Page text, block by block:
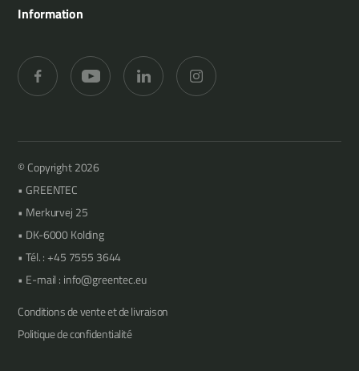
Lamiers d’élagage
Fauchage
Forêts
Vergers
Références
Support
Contact
Information
DK-6000 Kolding
+45 7555 3644
© Copyright 2026
GREENTEC
Merkurvej 25
DK-6000 Kolding
Tél. : +45 7555 3644
E-mail : info@greentec.eu
Conditions de vente et de livraison
Politique de confidentialité